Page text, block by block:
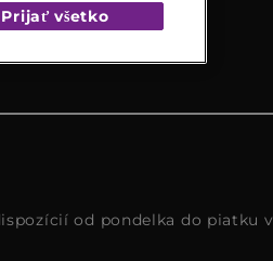
od pondelka do piatku v
Prijať všetko